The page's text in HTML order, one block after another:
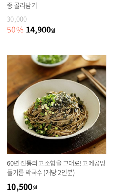
종 골라담기
30,000
50% 14,900원
60년 전통의 고소함을 그대로! 고메공방
들기름 막국수 (개당 2인분)
10,500원